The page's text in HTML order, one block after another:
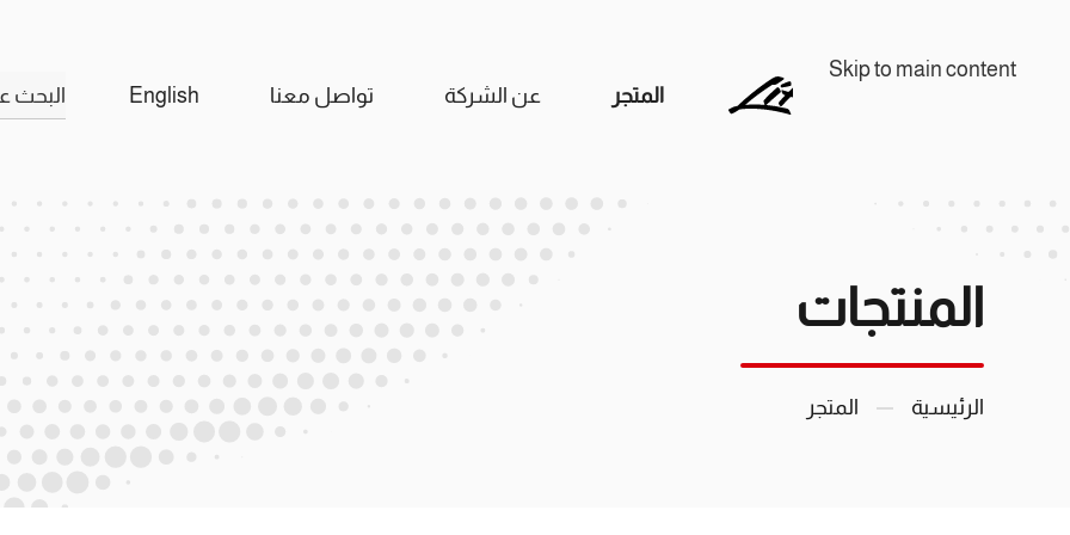
Skip to main content
المتجر
عن الشركة تواصل معنا English
البحث
عن:
المنتجات
الرئيسية المتجر